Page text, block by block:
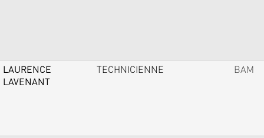
LAURENCE
LAVENANT
TECHNICIENNE BAM